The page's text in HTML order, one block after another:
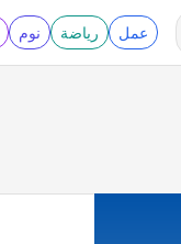
عمل رياضة نوم